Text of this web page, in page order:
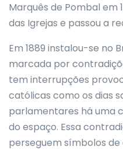
Marquês de Pombal em
das Igrejas e passou a
Em 1889 instalou-se no
marcada por
tem interrupções
católicas como os dias
parlamentares há uma
do espaço. Essa
perseguem símbolos